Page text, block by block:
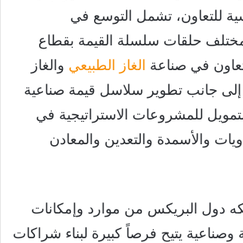
للتعاون، تشمل التوسع في
مختلف حلقات سلسلة القيمة بقطاع
في صناعة الغاز الطبيعي والغاز
إلى جانب تطوير سلاسل قيمة صناعية
للمشروعات الاستراتيجية في
والأسمدة والتعدين والمعادن
دول البريكس من موارد وإمكانات
وصناعية يتيح فرصاً كبيرة لبناء شراكات